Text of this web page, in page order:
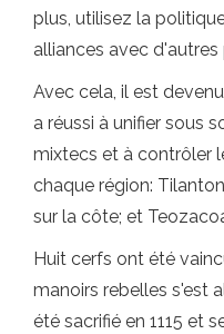
plus, utilisez la
alliances avec d'autres
Avec cela, il est
a réussi à unifier sous
mixtecs et à contrôler
chaque région:
sur la côte; et
Huit cerfs ont été
manoirs rebelles s'est
été sacrifié en 1115 et